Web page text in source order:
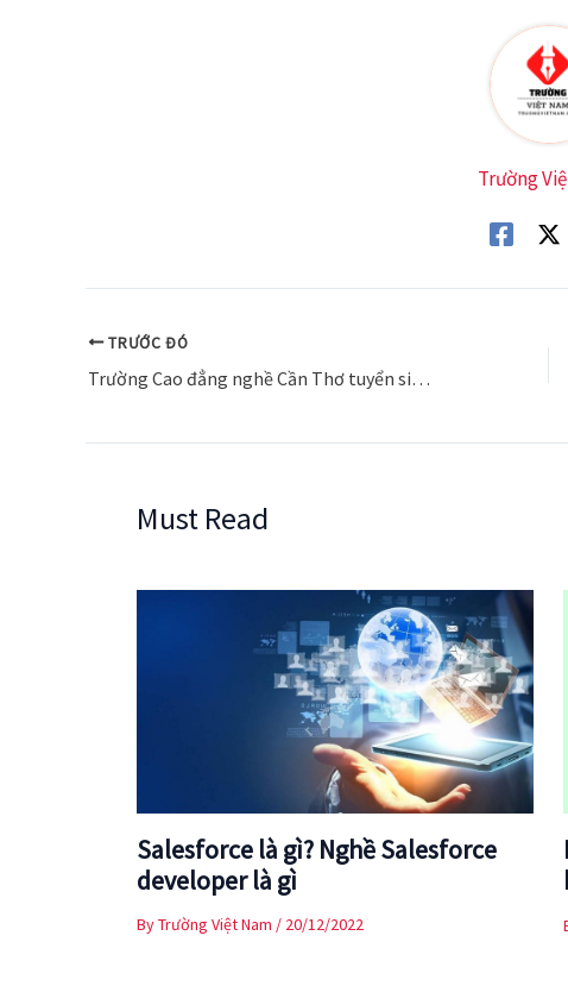
Trường
TRƯỚC ĐÓ
Trường Cao đẳng nghề Cần Thơ tuyển sinh năm 2023
Must Read
Salesforce là gì? Nghề Salesforce
developer là gì
ByTrường Việt Nam / 20/12/2022